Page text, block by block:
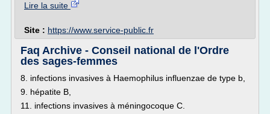
Lire la suite
Site : https://www.service-public.fr
Faq Archive - Conseil national de l'Ordre
des sages-femmes
8. infections invasives à Haemophilus influenzae de type b,
9. hépatite B,
11. infections invasives à méningocoque C.